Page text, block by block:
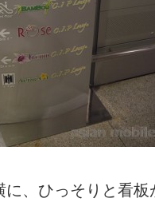
に、ひっそりと看板